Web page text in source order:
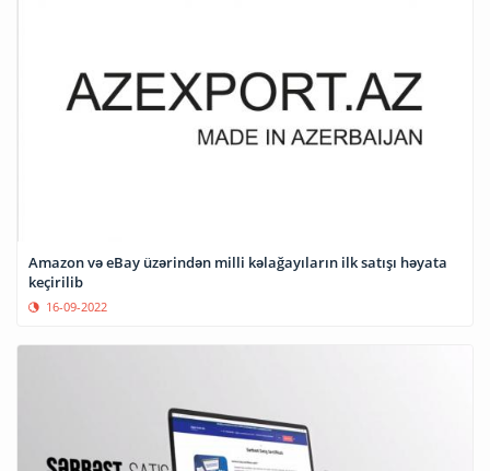
Amazon və eBay üzərindən milli kəlağayıların ilk satışı həyata
keçirilib
16-09-2022